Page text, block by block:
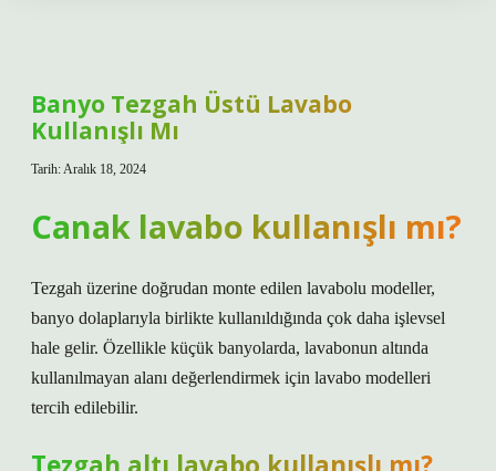
Banyo Tezgah Üstü Lavabo
Kullanışlı Mı
Tarih: Aralık 18, 2024
Canak lavabo kullanışlı mı?
Tezgah üzerine doğrudan monte edilen lavabolu modeller,
banyo dolaplarıyla birlikte kullanıldığında çok daha işlevsel
hale gelir. Özellikle küçük banyolarda, lavabonun altında
kullanılmayan alanı değerlendirmek için lavabo modelleri
tercih edilebilir.